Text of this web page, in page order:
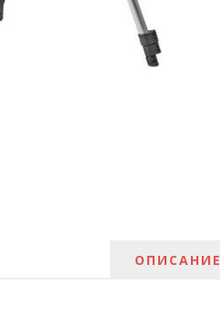
ОПИСАНИЕ